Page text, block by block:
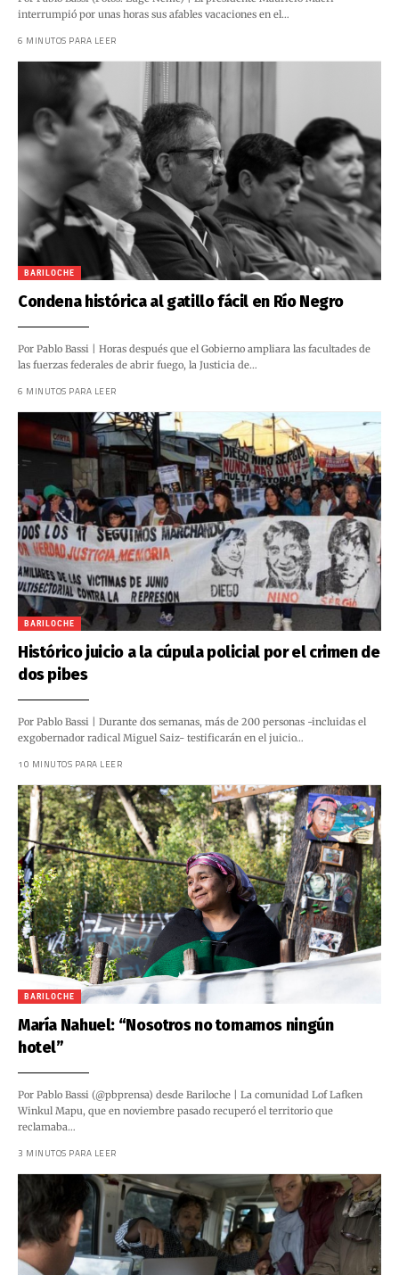
interrumpió por unas horas sus afables vacaciones en el…
6 MINUTOS PARA LEER
BARILOCHE
Condena histórica al gatillo fácil en Río Negro
Por Pablo Bassi | Horas después que el Gobierno ampliara las facultades de
las fuerzas federales de abrir fuego, la Justicia de…
6 MINUTOS PARA LEER
BARILOCHE
Histórico juicio a la cúpula policial por el crimen de
dos pibes
Por Pablo Bassi | Durante dos semanas, más de 200 personas -incluidas el
exgobernador radical Miguel Saiz- testificarán en el juicio…
10 MINUTOS PARA LEER
BARILOCHE
María Nahuel: “Nosotros no tomamos ningún
hotel”
Por Pablo Bassi (@pbprensa) desde Bariloche | La comunidad Lof Lafken
Winkul Mapu, que en noviembre pasado recuperó el territorio que
reclamaba…
3 MINUTOS PARA LEER